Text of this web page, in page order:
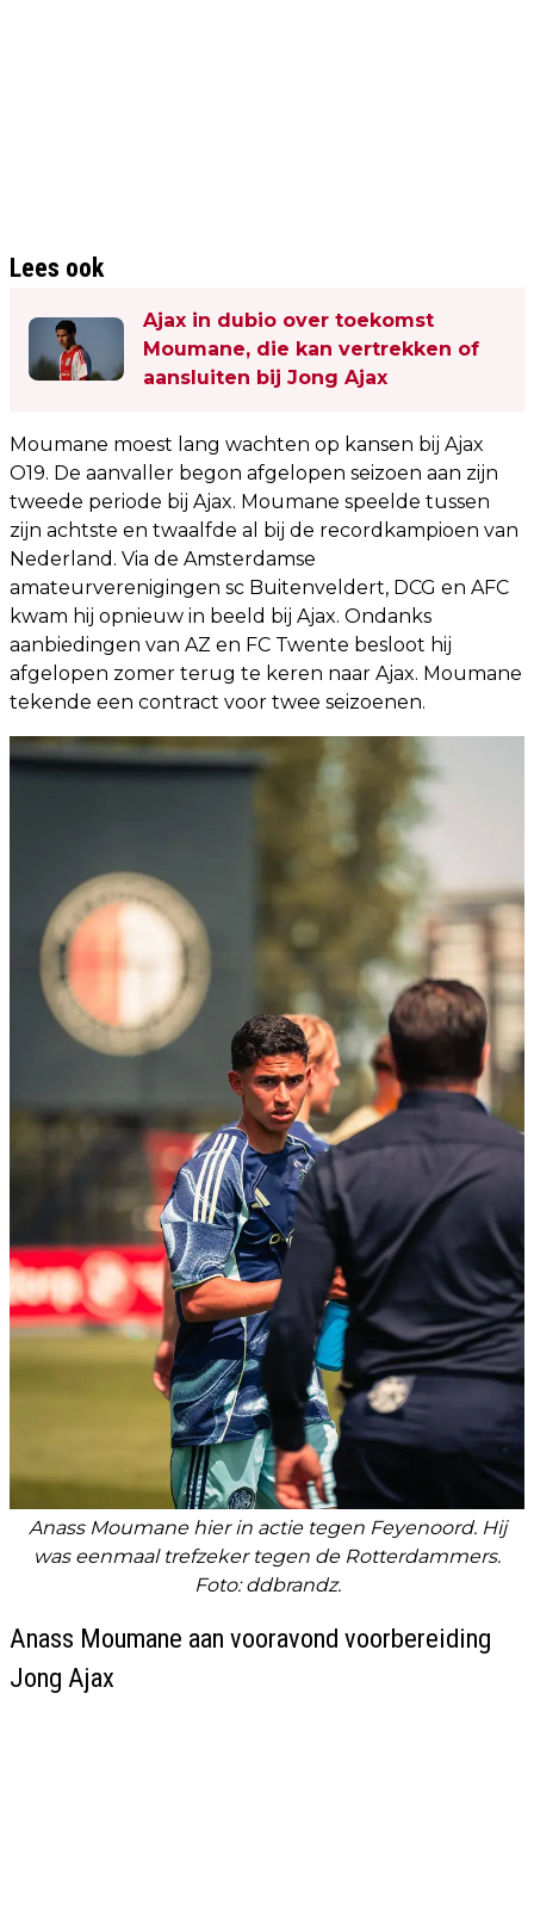
Lees ook
Ajax in dubio over toekomst
Moumane, die kan vertrekken of
aansluiten bij Jong Ajax
Moumane moest lang wachten op kansen bij Ajax
O19. De aanvaller begon afgelopen seizoen aan zijn
tweede periode bij Ajax. Moumane speelde tussen
zijn achtste en twaalfde al bij de recordkampioen van
Nederland. Via de Amsterdamse
amateurverenigingen sc Buitenveldert, DCG en AFC
kwam hij opnieuw in beeld bij Ajax. Ondanks
aanbiedingen van AZ en FC Twente besloot hij
afgelopen zomer terug te keren naar Ajax. Moumane
tekende een contract voor twee seizoenen.
Anass Moumane hier in actie tegen Feyenoord. Hij
was eenmaal trefzeker tegen de Rotterdammers.
Foto: ddbrandz.
Anass Moumane aan vooravond voorbereiding
Jong Ajax